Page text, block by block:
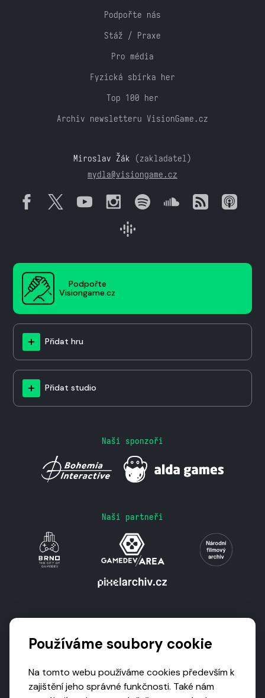
Podpořte nás
Stáž / Praxe
Pro média
Fyzická sbírka her
Top 100 her
Archiv newsletteru VisionGame.cz
Miroslav Žák (zakladatel)
mydla@visiongame.cz
Podpořte
Visiongame.cz
Přidat hru
Přidat studio
Naši sponzoři
Naši partneři
Používáme soubory cookie
Na tomto webu používáme cookies především k
zajištění jeho správné funkčnosti. Také nám